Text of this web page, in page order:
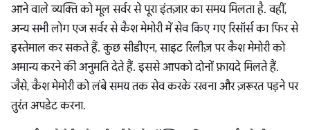
आने वाले व्यक्ति को मूल सर्वर से पूरा इंतज़ार का समय मिलता है. वहीं,
अन्य सभी लोग एज सर्वर से कैश मेमोरी में सेव किए गए रिसॉर्स का फिर से
इस्तेमाल कर सकते हैं. कुछ सीडीएन, साइट रिलीज़ पर कैश मेमोरी को
अमान्य करने की अनुमति देते हैं. इससे आपको दोनों फ़ायदे मिलते हैं.
जैसे, कैश मेमोरी को लंबे समय तक सेव करके रखना और ज़रूरत पड़ने पर
तुरंत अपडेट करना.